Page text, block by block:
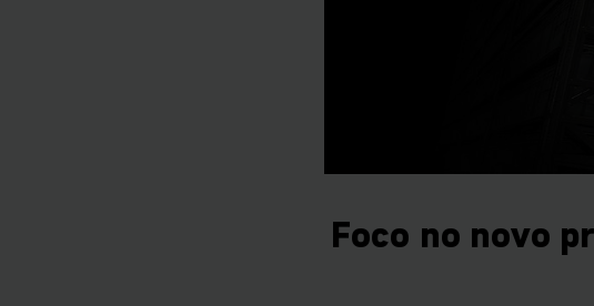
Foco no novo